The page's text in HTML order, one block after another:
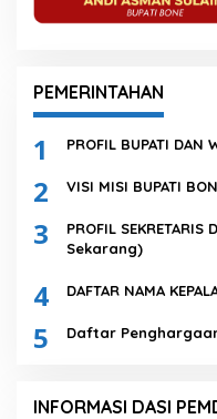
PEMERINTAHAN
1 PROFIL BUPATI DAN
2 VISI MISI BUPATI
3
PROFIL SEKRETARIS
Sekarang)
4 DAFTAR NAMA
5 Daftar
INFORMASI DASI